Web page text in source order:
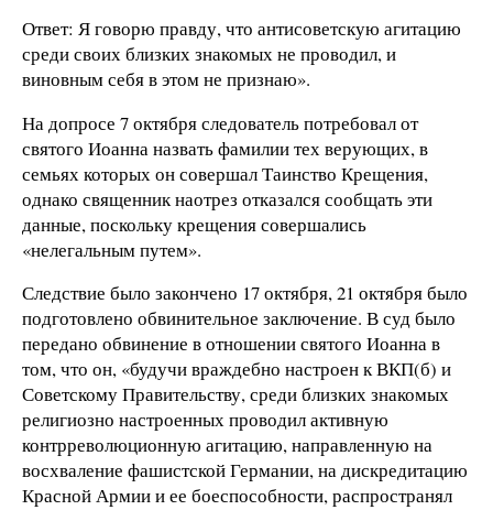
Ответ: Я говорю правду, что антисоветскую агитацию
среди своих близких знакомых не проводил, и
виновным себя в этом не признаю».
На допросе 7 октября следователь потребовал от
святого Иоанна назвать фамилии тех верующих, в
семьях которых он совершал Таинство Крещения,
однако священник наотрез отказался сообщать эти
данные, поскольку крещения совершались
«нелегальным путем».
Следствие было закончено 17 октября, 21 октября было
подготовлено обвинительное заключение. В суд было
передано обвинение в отношении святого Иоанна в
том, что он, «будучи враждебно настроен к ВКП(б) и
Советскому Правительству, среди близких знакомых
религиозно настроенных проводил активную
контрреволюционную агитацию, направленную на
восхваление фашистской Германии, на дискредитацию
Красной Армии и ее боеспособности, распространял